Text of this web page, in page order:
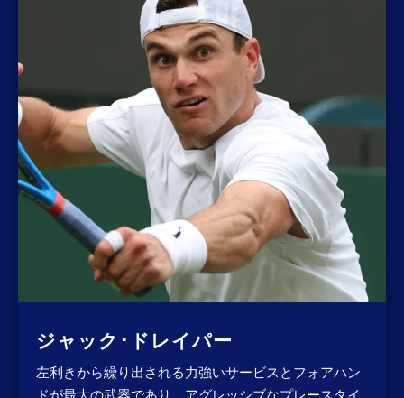
ジャック･ドレイパー
左利きから繰り出される力強いサービスとフォアハン